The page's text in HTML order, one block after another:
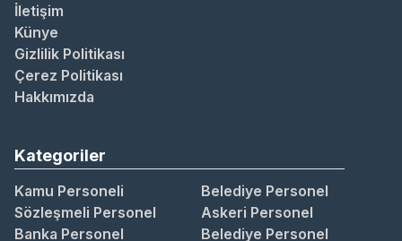
İletişim
Künye
Gizlilik Politikası
Çerez Politikası
Hakkımızda
Kategoriler
Kamu Personeli
Belediye Personel
Sözleşmeli Personel
Askeri Personel
Banka Personel
Belediye Personel